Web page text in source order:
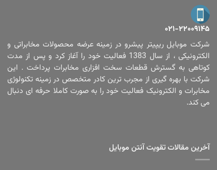
۰۲۱-۲۲۰۰۹۱۴۵
شرکت موبایل ریپیتر پیشرو در زمینه عرضه محصولات مخابراتی و
الکترونیکی ، از سال 1383 فعالیت خود را آغاز کرد و پس از مدت
کوتاهی به گسترش قطعات سخت افزاری مخابرات پرداخت . این
شرکت با بهره گیری از مجرب ترین کادر متخصص در زمینه تکنولوژی
مخابرات و الکترونیک فعالیت خود را به صورت کاملا حرفه ای دنبال
می کند.
آخرین مقالات تقویت آنتن موبایل